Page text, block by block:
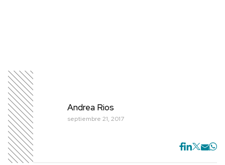
Andrea Rios
septiembre 21, 2017